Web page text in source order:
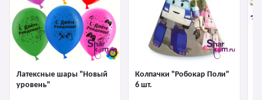
Латексные шары "Новый
уровень"
Колпачки "Робокар Поли"
6 шт.